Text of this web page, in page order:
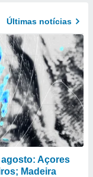
Últimas notícias
agosto: Açores
Madeira